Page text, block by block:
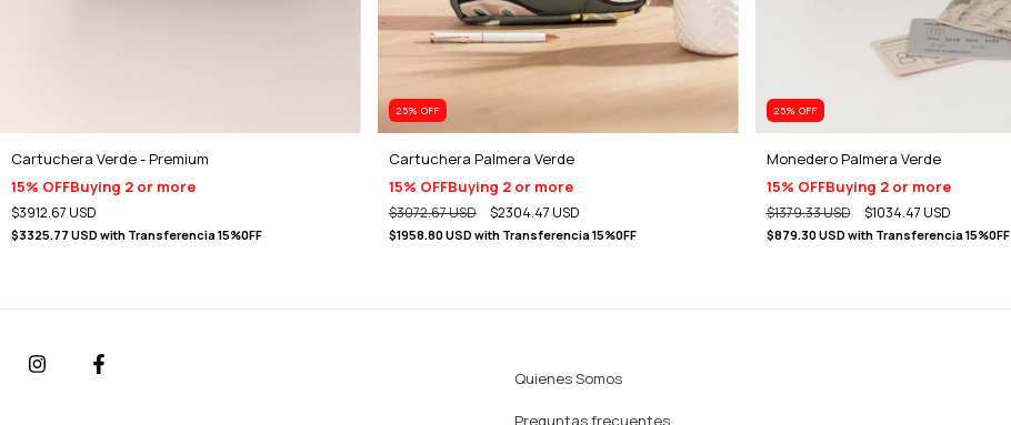
Cartuchera Verde - Premium
15% OFFBuying 2 or more
$3912.67 USD
$3325.77 USD with Transferencia 15%0FF
25% OFF
Cartuchera Palmera Verde
15% OFFBuying 2 or more
$3072.67 USD $2304.47 USD
$1958.80 USD with Transferencia 15%0FF
25% OFF
Monedero Palmera Verde
15% OFFBuying 2 or more
$1379.33 USD $1034.47 USD
$879.30 USD with Transferencia 15%0FF
Quienes Somos
Preguntas frecuentes